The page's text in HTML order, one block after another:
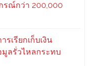
รณ์กว่า 200,000
เรียกเก็บเงิน
ลรั่วไหลกระทบ